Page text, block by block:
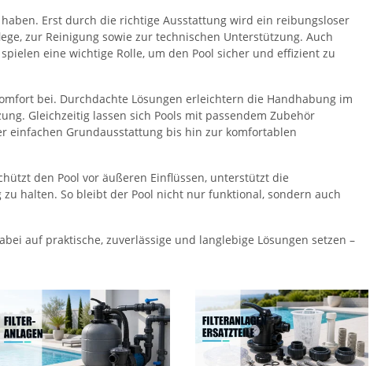
Erst durch die richtige Ausstattung wird ein reibungsloser
zur Reinigung sowie zur technischen Unterstützung. Auch
eine wichtige Rolle, um den Pool sicher und effizient zu
bei. Durchdachte Lösungen erleichtern die Handhabung im
Gleichzeitig lassen sich Pools mit passendem Zubehör
einfachen Grundausstattung bis hin zur komfortablen
den Pool vor äußeren Einflüssen, unterstützt die
halten. So bleibt der Pool nicht nur funktional, sondern auch
auf praktische, zuverlässige und langlebige Lösungen setzen –